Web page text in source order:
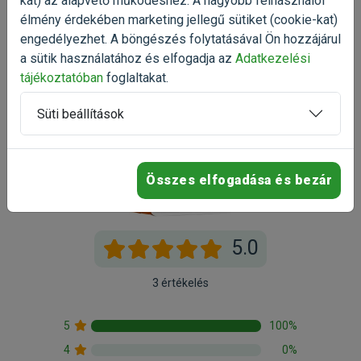
5.0
3 értékelés
5
100%
4
0%
élmény érdekében marketing jellegű sütiket (cookie-kat)
engedélyezhet. A böngészés folytatásával Ön hozzájárul
a sütik használatához és elfogadja az Adatkezelési
tájékoztatóban foglaltakat.
Süti beállítások
Összes elfogadása és bezár